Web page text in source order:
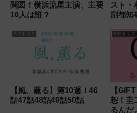
関図！横浜流星主演、主要
10人は誰？
スト・
副都知
国内ドラマ
【風、薫る】第10週！46
話47話48話49話50話
国内ドラマ
【
想！圭
るんだ